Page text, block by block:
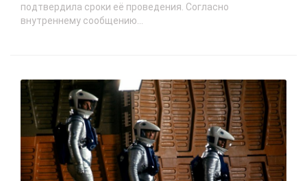
подтвердила сроки её проведения. Согласно
внутреннему сообщению...